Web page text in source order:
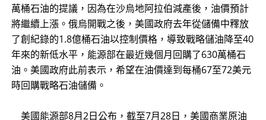
萬桶石油的提議，因為在沙烏地阿拉伯減產後，油價預計
將繼續上漲。俄烏開戰之後，美國政府去年從儲備中釋放
了創紀錄的1.8億桶石油以控制價格，導致戰略儲油降至40
年來的新低水平，能源部在最近幾個月回購了630萬桶石
油。美國政府此前表示，希望在油價達到每桶67至72美元
時回購戰略石油儲備。
美國能源部8月2日公布，截至7月28日，美國商業原油